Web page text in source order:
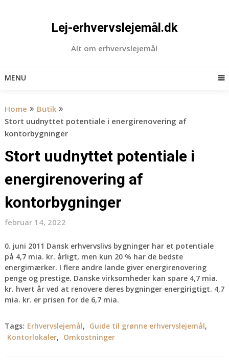
Lej-erhvervslejemål.dk
Alt om erhvervslejemål
MENU
Home
Butik
Stort uudnyttet potentiale i energirenovering af
kontorbygninger
Stort uudnyttet potentiale i
energirenovering af
kontorbygninger
februar 14, 2022
0. juni 2011 Dansk erhvervslivs bygninger har et potentiale
på 4,7 mia. kr. årligt, men kun 20 % har de bedste
energimærker. I flere andre lande giver energirenovering
penge og prestige. Danske virksomheder kan spare 4,7 mia.
kr. hvert år ved at renovere deres bygninger energirigtigt. 4,7
mia. kr. er prisen for de 6,7 mia.
Tags: Erhvervslejemål, Guide til grønne erhvervslejemål,
Kontorlokaler, Omkostninger